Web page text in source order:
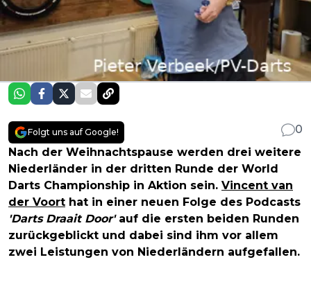
Folgt uns auf Google!
0
Nach der Weihnachtspause werden drei weitere
Niederländer in der dritten Runde der World
Darts Championship in Aktion sein. Vincent van
der Voort hat in einer neuen Folge des Podcasts
'Darts Draait Door' auf die ersten beiden Runden
zurückgeblickt und dabei sind ihm vor allem
zwei Leistungen von Niederländern aufgefallen.